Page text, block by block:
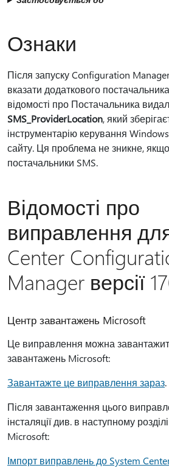
Ознаки
Після запуску Configuration
вказати додаткового
відомості про Постачальника
SMS_ProviderLocation, який
інструментарію керування
сайту. Ця проблема не зникне,
постачальники SMS.
Відомості про
виправлення
Center
Manager версії
Центр завантажень Microsoft
Це виправлення можна
завантажень Microsoft:
Завантажте це виправлення зараз.
Після завантаження цього
інсталяції див. в наступному
Microsoft:
Імпорт виправлень до System